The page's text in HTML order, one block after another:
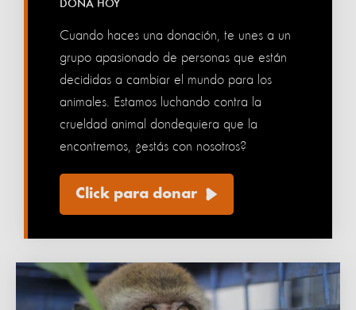
DONA HOY
Cuando haces una donación, te unes a un
grupo apasionado de personas que están
decididas a cambiar el mundo para los
animales. Estamos luchando contra la
crueldad animal dondequiera que la
encontremos, ¿estás con nosotros?
Click para donar